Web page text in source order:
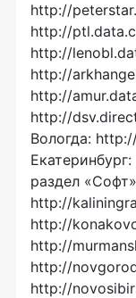
http://
http://
http://
http://
http://
http://
Вологда:
раздел
http://
http://
http://
http://
http://